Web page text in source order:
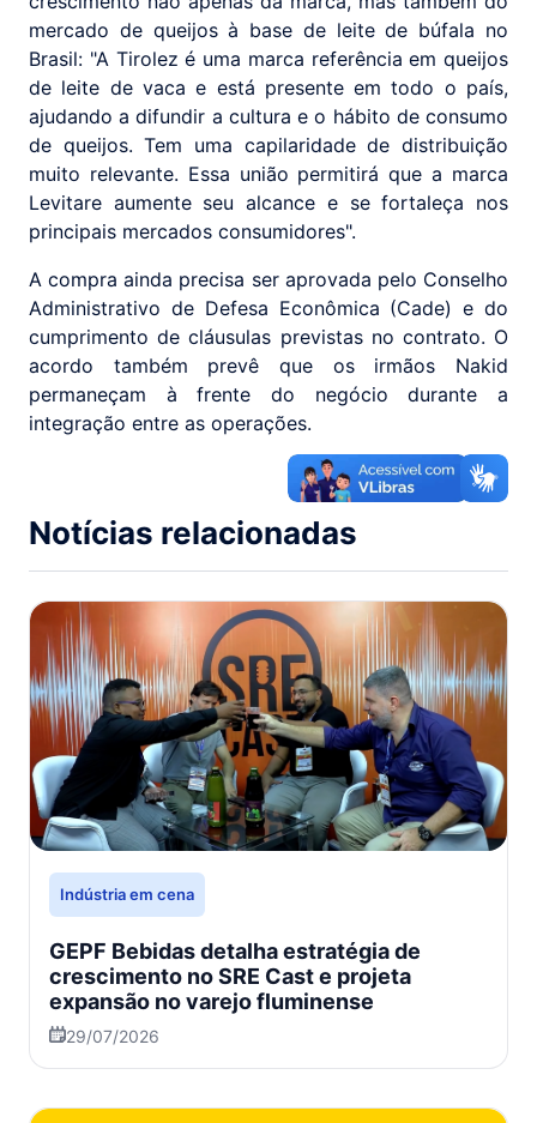
mercado de queijos à base de leite de búfala no
Brasil: "A Tirolez é uma marca referência em queijos
de leite de vaca e está presente em todo o país,
ajudando a difundir a cultura e o hábito de consumo
de queijos. Tem uma capilaridade de distribuição
muito relevante. Essa união permitirá que a marca
Levitare aumente seu alcance e se fortaleça nos
principais mercados consumidores".
A compra ainda precisa ser aprovada pelo Conselho
Administrativo de Defesa Econômica (Cade) e do
cumprimento de cláusulas previstas no contrato. O
acordo também prevê que os irmãos Nakid
permaneçam à frente do negócio durante a
integração entre as operações.
Notícias relacionadas
Indústria em cena
GEPF Bebidas detalha estratégia de
crescimento no SRE Cast e projeta
expansão no varejo fluminense
29/07/2026